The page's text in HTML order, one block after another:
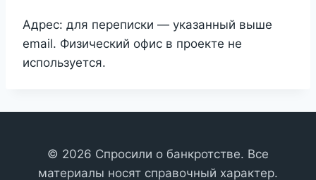
Адрес: для переписки — указанный выше
email. Физический офис в проекте не
используется.
© 2026 Спросили о банкротстве. Все
материалы носят справочный характер.